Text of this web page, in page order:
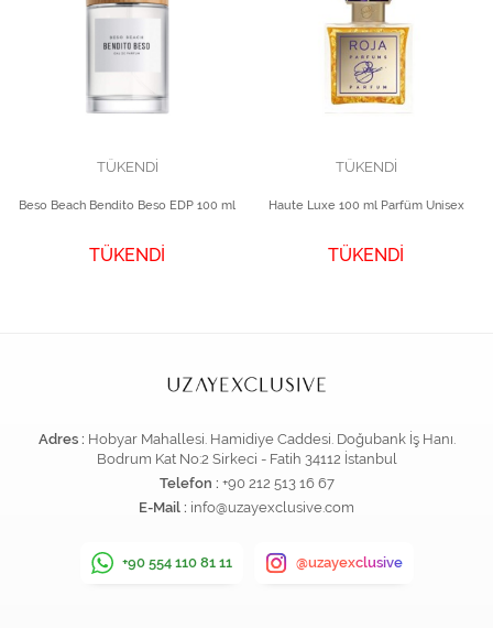
TÜKENDİ
Beso Beach Bendito Beso EDP 100 ml
TÜKENDİ
TÜKENDİ
Haute Luxe 100 ml Parfüm Unisex
TÜKENDİ
Adres : Hobyar Mahallesi. Hamidiye Caddesi. Doğubank İş Hanı.
Bodrum Kat No:2 Sirkeci - Fatih 34112 İstanbul
Telefon : +90 212 513 16 67
E-Mail : info@uzayexclusive.com
+90 554 110 81 11 @uzayexclusive